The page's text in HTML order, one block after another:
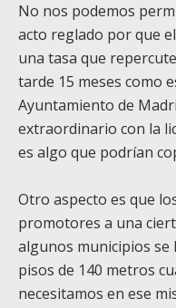
No nos podemos
acto reglado por que
una tasa que
tarde 15 meses como
Ayuntamiento de
extraordinario con la
es algo que podrían
Otro aspecto es que
promotores a una
algunos municipios
pisos de 140 metros
necesitamos en ese